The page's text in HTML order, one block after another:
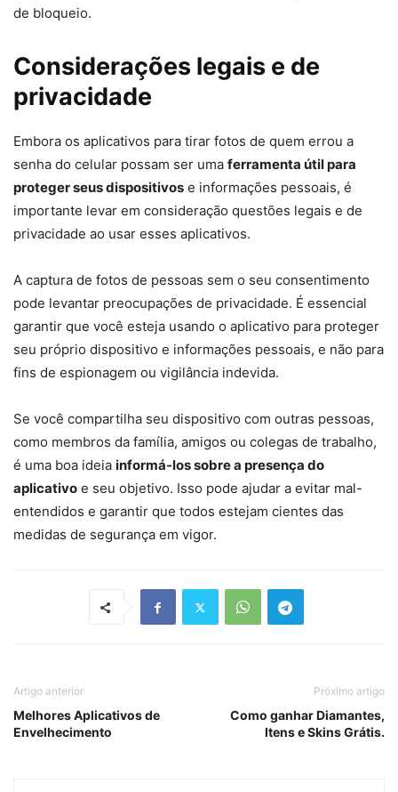
de bloqueio.
Considerações legais e de
privacidade
Embora os aplicativos para tirar fotos de quem errou a
senha do celular possam ser uma ferramenta útil para
proteger seus dispositivos e informações pessoais, é
importante levar em consideração questões legais e de
privacidade ao usar esses aplicativos.
A captura de fotos de pessoas sem o seu consentimento
pode levantar preocupações de privacidade. É essencial
garantir que você esteja usando o aplicativo para proteger
seu próprio dispositivo e informações pessoais, e não para
fins de espionagem ou vigilância indevida.
Se você compartilha seu dispositivo com outras pessoas,
como membros da família, amigos ou colegas de trabalho,
é uma boa ideia informá-los sobre a presença do
aplicativo e seu objetivo. Isso pode ajudar a evitar mal-
entendidos e garantir que todos estejam cientes das
medidas de segurança em vigor.
Artigo anterior
Melhores Aplicativos de
Envelhecimento
Próximo artigo
Como ganhar Diamantes,
Itens e Skins Grátis.